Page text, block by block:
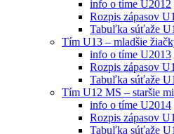
info o tíme U2012
Rozpis zápasov
Tabuľka súťaže
Tím U13 – mladšie
info o tíme U2013
Rozpis zápasov
Tabuľka súťaže
Tím U12 MS – staršie
info o tíme U2014
Rozpis zápasov
Tabuľka súťaže